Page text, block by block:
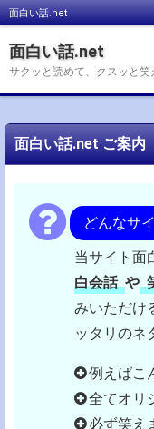
面白い話.net
面白い話.net
サクッと読めて、クスッと笑
面白い話.net ご案内
どんなサ
当サイト面
白会話 や
みいただけ
ッタリのネ
例えばこ
全てオリ
必ず笑え